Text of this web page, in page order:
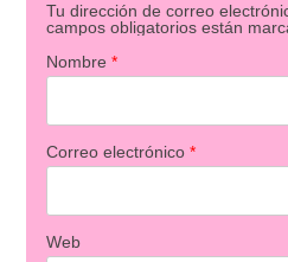
Tu dirección de correo
campos obligatorios están
Nombre *
Correo electrónico *
Web